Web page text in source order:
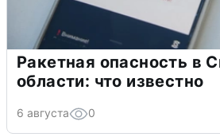
Ракетная опасность в
области: что известно
6 августа 0